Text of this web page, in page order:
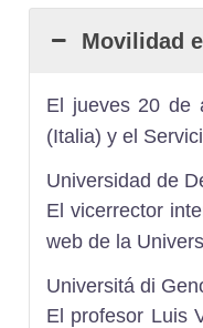
Movilidad
El jueves 20 de
(Italia) y el
Universidad de
El vicerrector
web de la
Universitá di
El profesor Luis